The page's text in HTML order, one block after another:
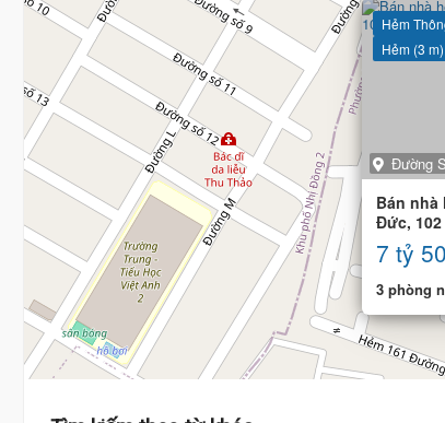
Hẻm
Hẻm (3 m)
Đường
Bán nhà
Đức, 102
7 tỷ
3 phòng